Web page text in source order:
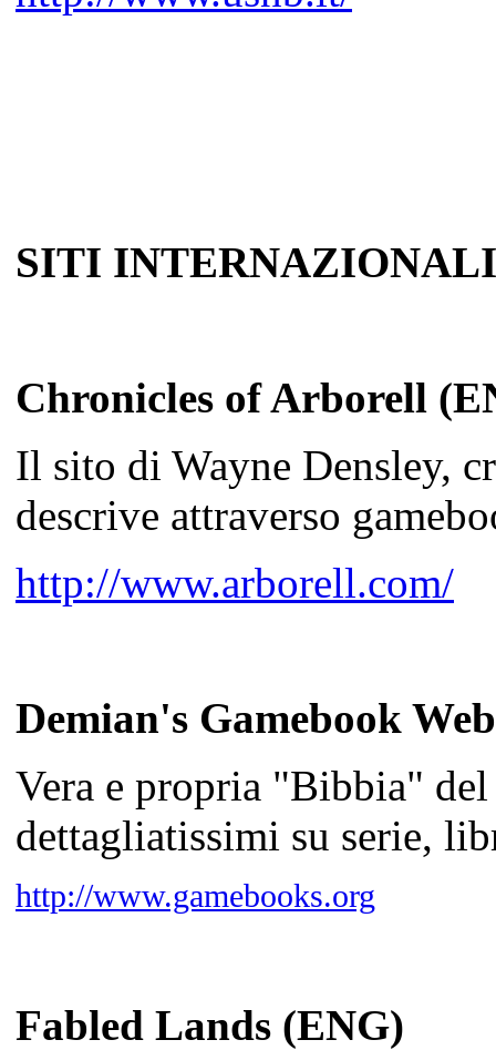
SITI INTERNAZIONALI
Chronicles of Arborell
Il sito di Wayne Densley,
descrive attraverso
http://www.arborell.com/
Demian's Gamebook
Vera e propria "Bibbia"
dettagliatissimi su serie,
http://www.gamebooks.org
Fabled Lands (ENG)